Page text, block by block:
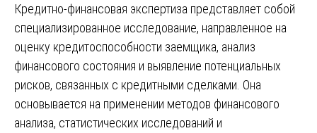
Кредитно-финансовая экспертиза представляет собой
специализированное исследование, направленное на
оценку кредитоспособности заемщика, анализ
финансового состояния и выявление потенциальных
рисков, связанных с кредитными сделками. Она
основывается на применении методов финансового
анализа, статистических исследований и